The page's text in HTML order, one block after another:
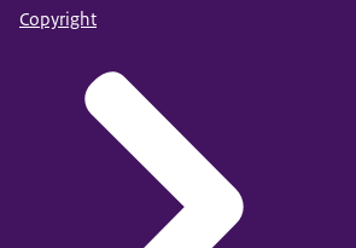
Copyright